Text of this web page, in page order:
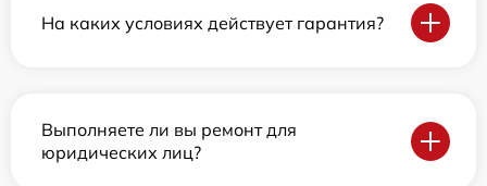
На каких условиях действует гарантия?
Выполняете ли вы ремонт для
юридических лиц?